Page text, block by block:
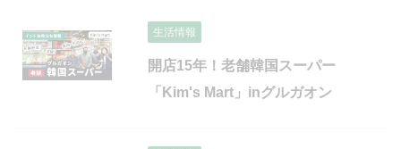
生活情報
開店15年！老舗韓国スーパー
「Kim's Mart」inグルガオン